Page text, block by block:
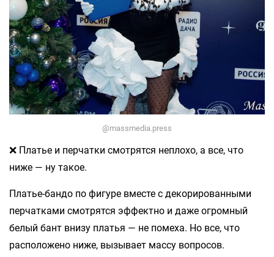
@massmedia.press
❌ Платье и перчатки смотрятся неплохо, а все, что
ниже — ну такое.
Платье-бандо по фигуре вместе с декорированными
перчатками смотрятся эффектно и даже огромный
белый бант внизу платья — не помеха. Но все, что
расположено ниже, вызывает массу вопросов.